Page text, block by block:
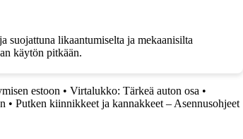
suojattuna likaantumiselta ja mekaanisilta
käytön pitkään.
estoon • Virtalukko: Tärkeä auton osa •
• Putken kiinnikkeet ja kannakkeet – Asennusohjeet